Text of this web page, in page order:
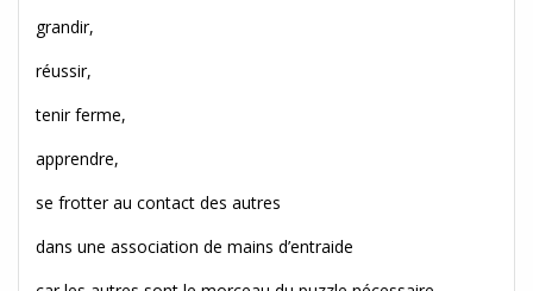
grandir,
réussir,
tenir ferme,
apprendre,
se frotter au contact des autres
dans une association de mains d’entraide